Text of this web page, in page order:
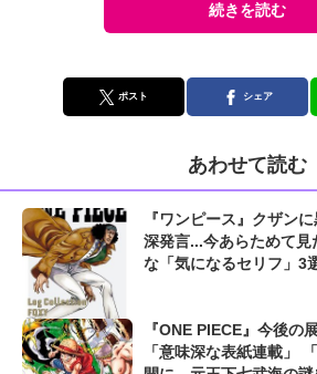
続きを読む
ポスト シェア
あわせて読む
『ワンピース』クザン
深発言...今あらためて見
な「気になるセリフ」3
『ONE PIECE』今後の
「意味深な表紙連載」